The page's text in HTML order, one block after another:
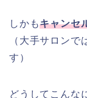
しかもキャンセ
（大手サロンで
す）
どうしてこんな